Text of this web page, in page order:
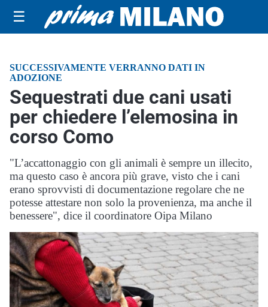
☰
SUCCESSIVAMENTE VERRANNO DATI IN
ADOZIONE
Sequestrati due cani usati
per chiedere l’elemosina in
corso Como
"L’accattonaggio con gli animali è sempre un illecito,
ma questo caso è ancora più grave, visto che i cani
erano sprovvisti di documentazione regolare che ne
potesse attestare non solo la provenienza, ma anche il
benessere", dice il coordinatore Oipa Milano